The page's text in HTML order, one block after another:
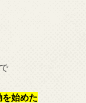
始めた